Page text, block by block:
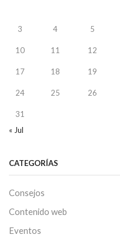
3 4 5
10 11 12
17 18 19
24 25 26
31
« Jul
CATEGORÍAS
Consejos
Contenido web
Eventos